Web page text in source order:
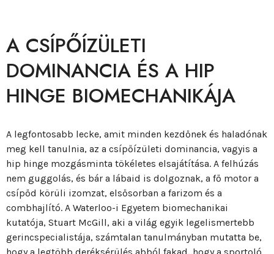
A CSÍPŐÍZÜLETI
DOMINANCIA ÉS A HIP
HINGE BIOMECHANIKÁJA
A legfontosabb lecke, amit minden kezdőnek és haladónak
meg kell tanulnia, az a csípőízületi dominancia, vagyis a
hip hinge mozgásminta tökéletes elsajátítása. A felhúzás
nem guggolás, és bár a lábaid is dolgoznak, a fő motor a
csípőd körüli izomzat, elsősorban a farizom és a
combhajlító. A Waterloo-i Egyetem biomechanikai
kutatója, Stuart McGill, aki a világ egyik legelismertebb
gerincspecialistája, számtalan tanulmányban mutatta be,